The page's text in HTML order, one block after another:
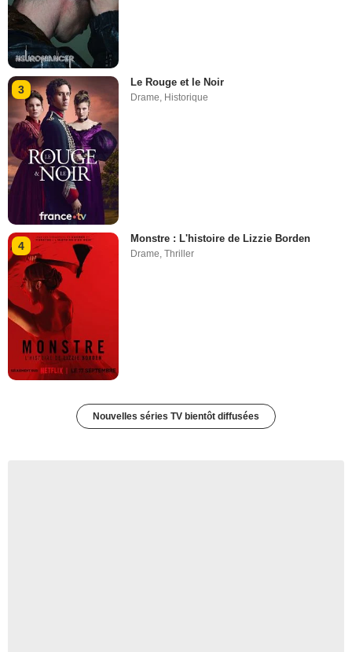
3
Le Rouge et le Noir
Drame, Historique
4
Monstre : L'histoire de Lizzie Borden
Drame ,Thriller
Nouvelles séries TV bientôt diffusées